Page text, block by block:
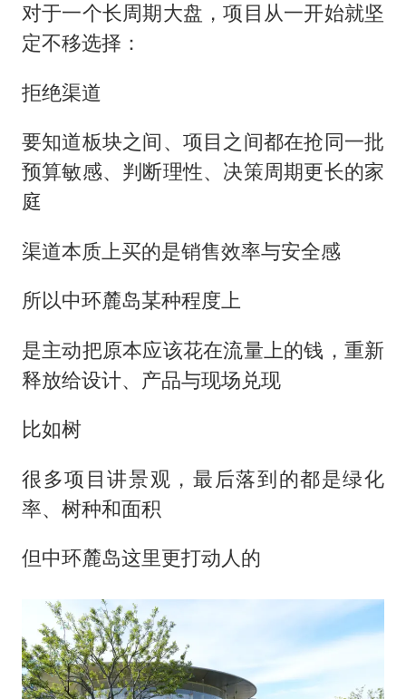
对于一个长周期大盘，项目从一开始就坚
定不移选择：
拒绝渠道
要知道板块之间、项目之间都在抢同一批
预算敏感、判断理性、决策周期更长的家
庭
渠道本质上买的是销售效率与安全感
所以中环麓岛某种程度上
是主动把原本应该花在流量上的钱，重新
释放给设计、产品与现场兑现
比如树
很多项目讲景观，最后落到的都是绿化
率、树种和面积
但中环麓岛这里更打动人的